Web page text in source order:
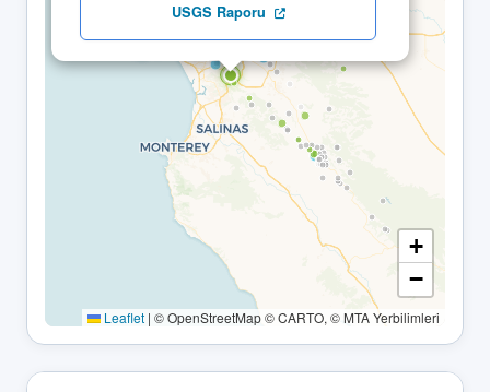
USGS Raporu
+
−
Leaflet | © OpenStreetMap © CARTO, © MTA Yerbilimleri